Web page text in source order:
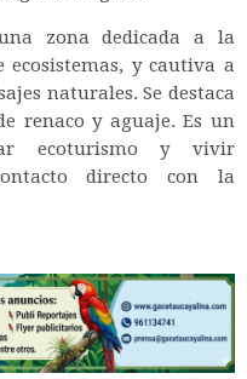
zona dedicada a la
ecosistemas, y cautiva a
naturales. Se destaca
renaco y aguaje. Es un
ecoturismo y vivir
directo con la